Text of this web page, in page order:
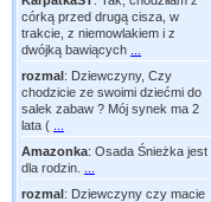
córką przed drugą cisza, w
trakcie, z niemowlakiem i z
dwójką bawiących
rozmal: Dziewczyny, Czy
chodzicie ze swoimi dziećmi do
salek zabaw ? Mój synek ma 2
lata (
Amazonka: Osada Śnieżka jest
dla rodzin.
rozmal: Dziewczyny czy macie